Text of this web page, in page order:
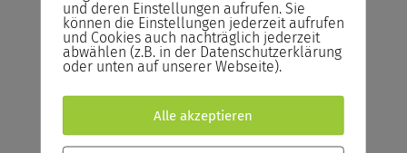
Sie können kostenlos bis zum Vortrag des
Seminars von der Buchung zurücktreten.
Reservieren Sie Ihren Seminarplatz –
Buchen Sie das Seminar erst ein Tag vor
Seminarstart.
und deren Einstellungen aufrufen. Sie
können die Einstellungen jederzeit aufrufen
und Cookies auch nachträglich jederzeit
abwählen (z.B. in der Datenschutzerklärung
oder unten auf unserer Webseite).
Alle akzeptieren